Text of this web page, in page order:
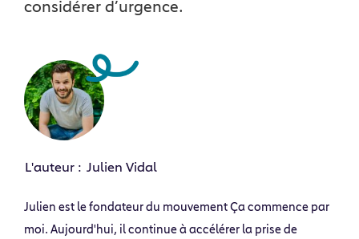
considérer d’urgence.
L'auteur : Julien Vidal
Julien est le fondateur du mouvement Ça commence par
moi. Aujourd'hui, il continue à accélérer la prise de